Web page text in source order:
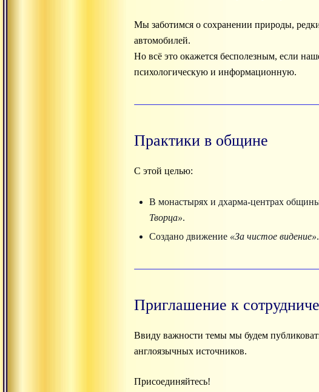
Мы заботимся о сохранении природы,
автомобилей.
Но всё это окажется бесполезным, если
психологическую и информационную.
Практики в общине
С этой целью:
В монастырях и дхарма-центрах
Творца».
Создано движение «За чистое видение».
Приглашение к
Ввиду важности темы мы будем
англоязычных источников.
Присоединяйтесь!